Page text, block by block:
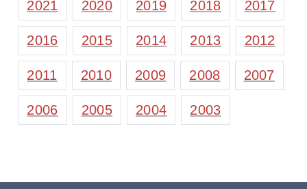
2021 2020 2019 2018 2017
2016 2015 2014 2013 2012
2011 2010 2009 2008 2007
2006 2005 2004 2003